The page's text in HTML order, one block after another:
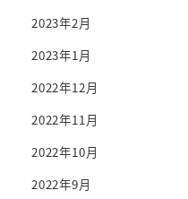
2023年2月
2023年1月
2022年12月
2022年11月
2022年10月
2022年9月